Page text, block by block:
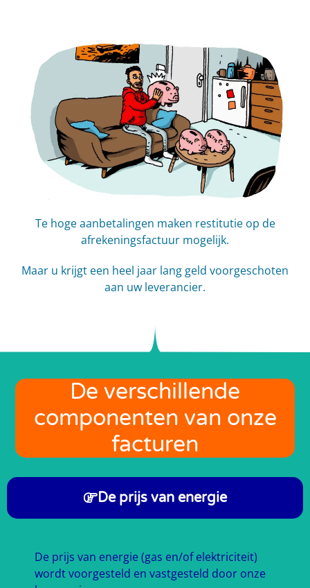
Te hoge aanbetalingen maken restitutie op de
afrekeningsfactuur mogelijk.
Maar u krijgt een heel jaar lang geld voorgeschoten
aan uw leverancier.
De verschillende
componenten van onze
facturen
De prijs van energie
De prijs van energie (gas en/of elektriciteit)
wordt voorgesteld en vastgesteld door onze